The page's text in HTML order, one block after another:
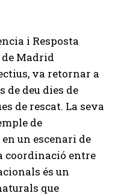
i Resposta
Madrid
va retornar a
de deu dies de
de rescat. La seva
de
un escenari de
coordinació entre
és un
que